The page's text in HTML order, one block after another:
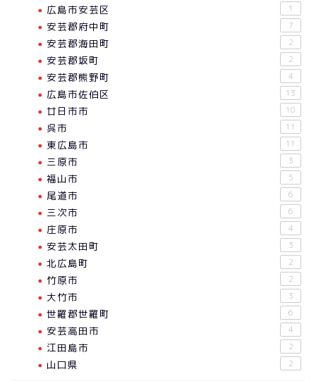
広島市安芸区 1
安芸郡府中町 7
安芸郡海田町 2
安芸郡坂町 2
安芸郡熊野町 4
広島市佐伯区 13
廿日市市 10
呉市 11
東広島市 11
三原市 3
福山市 5
尾道市 6
三次市 6
庄原市 4
安芸太田町 3
北広島町 2
竹原市 2
大竹市 3
世羅郡世羅町 6
安芸高田市 4
江田島市 2
山口県 2